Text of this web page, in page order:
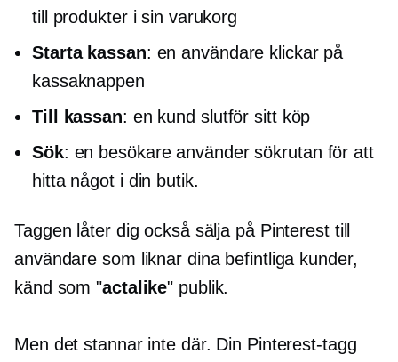
till produkter i sin varukorg
Starta kassan: en användare klickar på
kassaknappen
Till kassan: en kund slutför sitt köp
Sök: en besökare använder sökrutan för att
hitta något i din butik.
Taggen låter dig också sälja på Pinterest till
användare som liknar dina befintliga kunder,
känd som "actalike" publik.
Men det stannar inte där. Din Pinterest-tagg